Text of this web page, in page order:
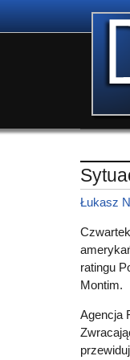
Łukasz
ratingu
Montim.
Agencja